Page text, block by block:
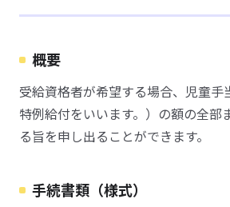
概要
受給資格者が希望する場合、児童手
特例給付をいいます。）の額の全部
る旨を申し出ることができます。
手続書類（様式）